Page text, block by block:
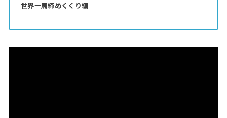
世界一周締めくくり編